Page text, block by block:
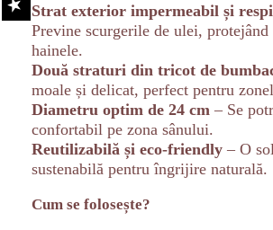
Strat exterior impermeabil și
Previne scurgerile de ulei, protejând
hainele.
Două straturi din tricot de
moale și delicat, perfect pentru
Diametru optim de 24 cm – Se
confortabil pe zona sânului.
Reutilizabilă și eco-friendly – O
sustenabilă pentru îngrijire naturală.
Cum se folosește?